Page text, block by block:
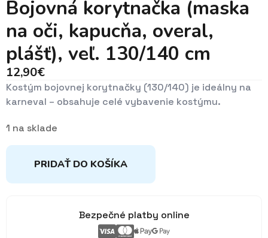
Bojovná korytnačka (maska
na oči, kapucňa, overal,
plášť), veľ. 130/140 cm
12,90€
Kostým bojovnej korytnačky (130/140) je ideálny na
karneval – obsahuje celé vybavenie kostýmu.
1 na sklade
PRIDAŤ DO KOŠÍKA
Bezpečné platby online